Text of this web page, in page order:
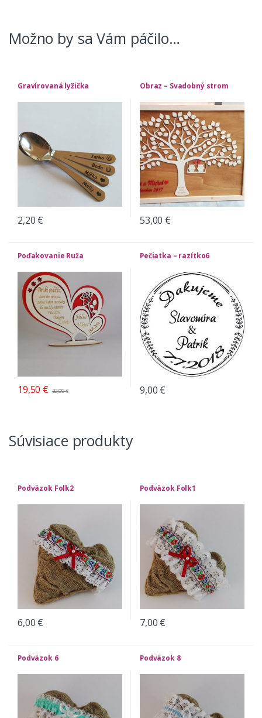
Možno by sa Vám páčilo…
Gravírovaná lyžička
2,20 €
Obraz – Svadobný strom
53,00 €
Poďakovanie Ruža
19,50 € 22,00€
Pečiatka – razítko6
9,00 €
Súvisiace produkty
Podväzok Folk2
6,00 €
Podväzok Folk1
7,00 €
Podväzok 6 Podväzok 8